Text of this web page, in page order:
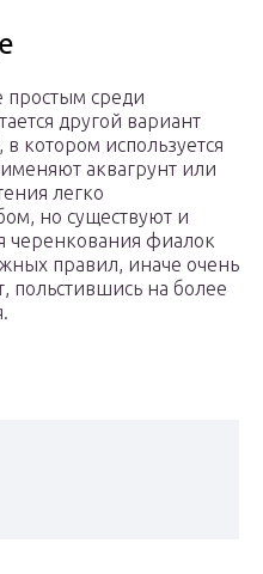
среди
другой вариант
котором используется
аквагрунт или
легко
но существуют и
черенкования фиалок
правил, иначе очень
польстившись на более